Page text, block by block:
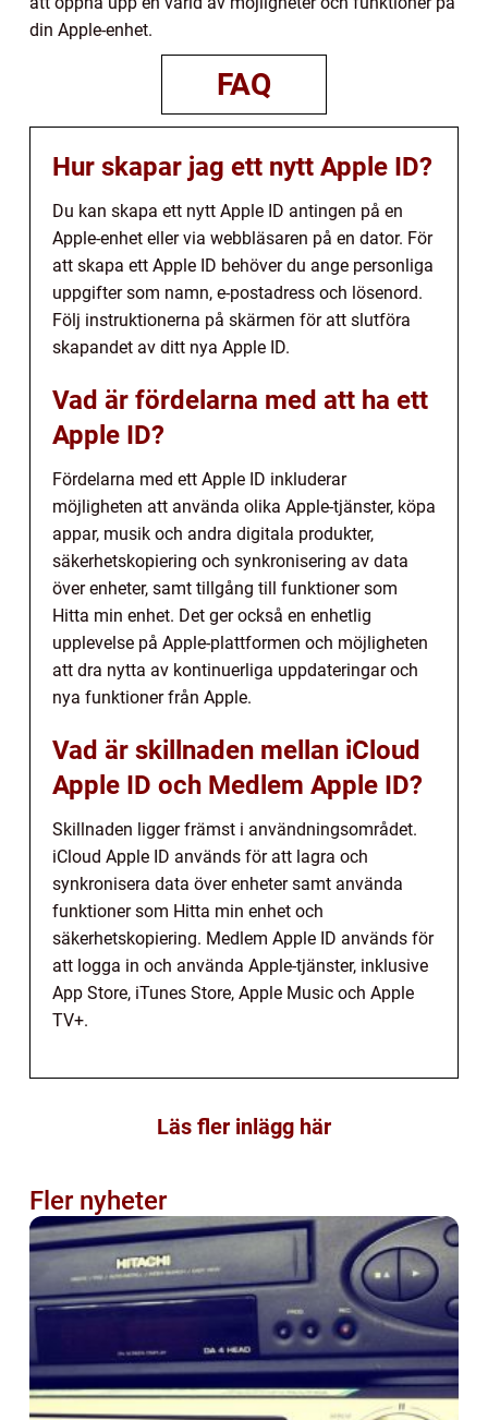
din Apple-enhet.
FAQ
Hur skapar jag ett nytt Apple ID?
Du kan skapa ett nytt Apple ID antingen på en
Apple-enhet eller via webbläsaren på en dator. För
att skapa ett Apple ID behöver du ange personliga
uppgifter som namn, e-postadress och lösenord.
Följ instruktionerna på skärmen för att slutföra
skapandet av ditt nya Apple ID.
Vad är fördelarna med att ha ett
Apple ID?
Fördelarna med ett Apple ID inkluderar
möjligheten att använda olika Apple-tjänster, köpa
appar, musik och andra digitala produkter,
säkerhetskopiering och synkronisering av data
över enheter, samt tillgång till funktioner som
Hitta min enhet. Det ger också en enhetlig
upplevelse på Apple-plattformen och möjligheten
att dra nytta av kontinuerliga uppdateringar och
nya funktioner från Apple.
Vad är skillnaden mellan iCloud
Apple ID och Medlem Apple ID?
Skillnaden ligger främst i användningsområdet.
iCloud Apple ID används för att lagra och
synkronisera data över enheter samt använda
funktioner som Hitta min enhet och
säkerhetskopiering. Medlem Apple ID används för
att logga in och använda Apple-tjänster, inklusive
App Store, iTunes Store, Apple Music och Apple
TV+.
Läs fler inlägg här
Fler nyheter